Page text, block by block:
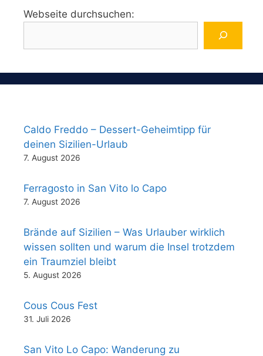
Webseite durchsuchen:
Caldo Freddo – Dessert-Geheimtipp für
deinen Sizilien-Urlaub
7. August 2026
Ferragosto in San Vito lo Capo
7. August 2026
Brände auf Sizilien – Was Urlauber wirklich
wissen sollten und warum die Insel trotzdem
ein Traumziel bleibt
5. August 2026
Cous Cous Fest
31. Juli 2026
San Vito Lo Capo: Wanderung zu